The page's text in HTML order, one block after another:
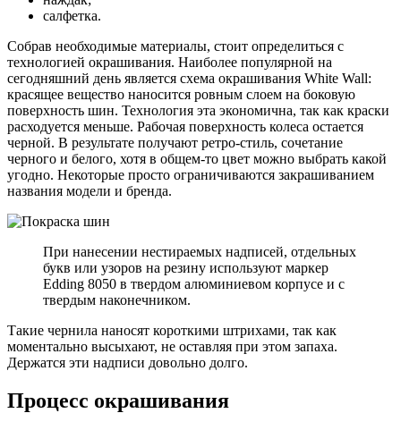
салфетка.
Собрав необходимые материалы, стоит определиться с
технологией окрашивания. Наиболее популярной на
сегодняшний день является схема окрашивания White Wall:
красящее вещество наносится ровным слоем на боковую
поверхность шин. Технология эта экономична, так как краски
расходуется меньше. Рабочая поверхность колеса остается
черной. В результате получают ретро-стиль, сочетание
черного и белого, хотя в общем-то цвет можно выбрать какой
угодно. Некоторые просто ограничиваются закрашиванием
названия модели и бренда.
При нанесении нестираемых надписей, отдельных
букв или узоров на резину используют маркер
Edding 8050 в твердом алюминиевом корпусе и с
твердым наконечником.
Такие чернила наносят короткими штрихами, так как
моментально высыхают, не оставляя при этом запаха.
Держатся эти надписи довольно долго.
Процесс окрашивания